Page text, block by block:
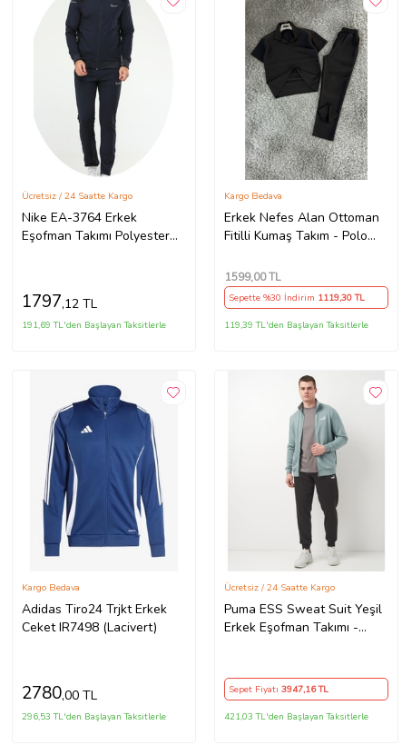
Nike EA-3764 Erkek
Eşofman Takımı Polyester
Ücretsiz / 24 Saatte Kargo
1797,12 TL
191,69 TL'den Başlayan Taksitlerle
Erkek Nefes Alan Ottoman
Fitilli Kumaş Takım - Polo
Kombini (Y.Siyah)
Kargo Bedava
1599,00 TL
Sepette %30 İndirim 1119,30 TL
119,39 TL'den Başlayan Taksitlerle
Adidas Tiro24 Trjkt Erkek
Ceket IR7498 (Lacivert)
Kargo Bedava
2780,00 TL
296,53 TL'den Başlayan Taksitlerle
Puma ESS Sweat Suit Yeşil
Erkek Eşofman Takımı -
Ücretsiz / 24 Saatte Kargo
Sepet Fiyatı 3947,16 TL
421,03 TL'den Başlayan Taksitlerle